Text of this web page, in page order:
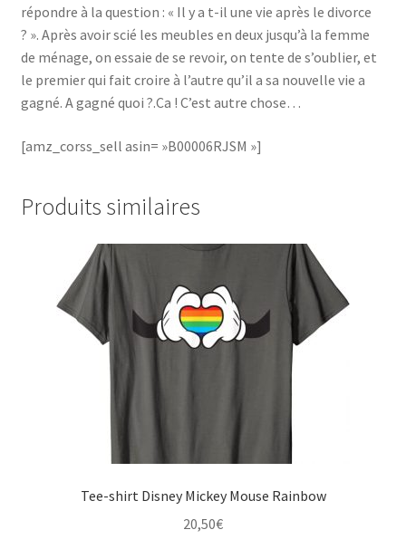
répondre à la question : « Il y a t-il une vie après le divorce
? ». Après avoir scié les meubles en deux jusqu’à la femme
de ménage, on essaie de se revoir, on tente de s’oublier, et
le premier qui fait croire à l’autre qu’il a sa nouvelle vie a
gagné. A gagné quoi ?.Ca ! C’est autre chose…
[amz_corss_sell asin= »B00006RJSM »]
Produits similaires
Tee-shirt Disney Mickey Mouse Rainbow
20,50€